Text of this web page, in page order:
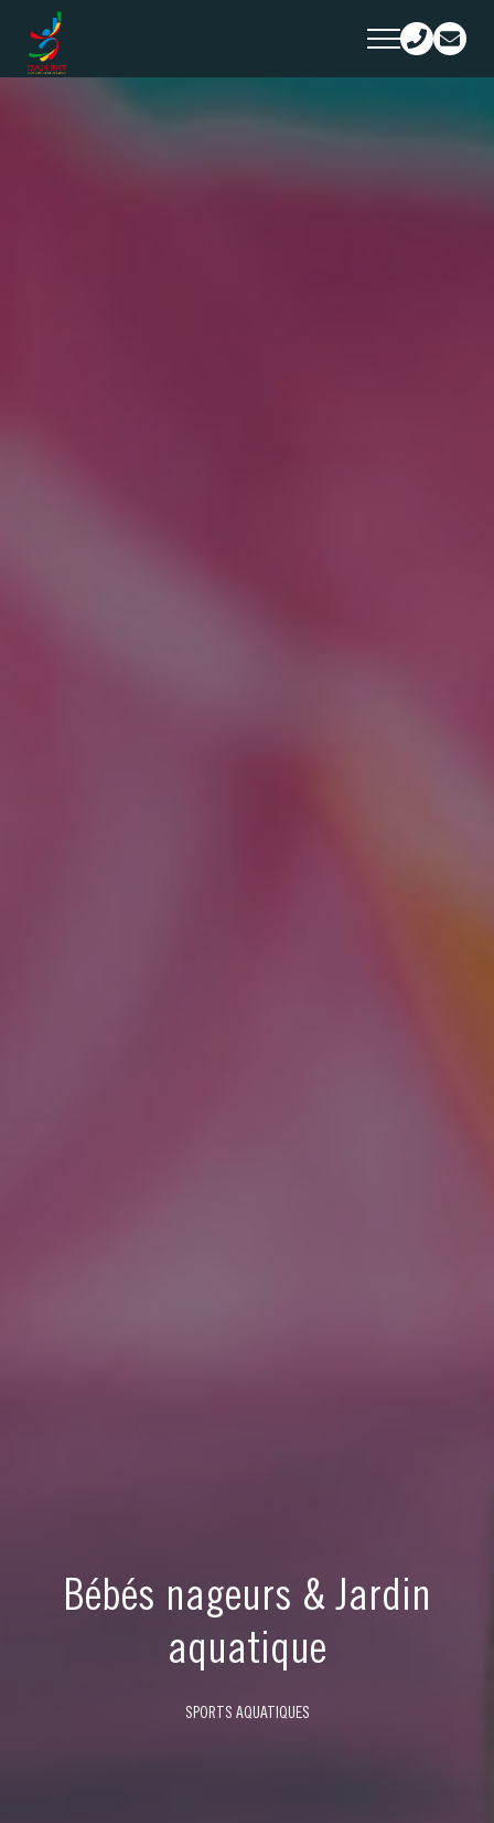
Bébés nageurs & Jardin
aquatique
SPORTS AQUATIQUES